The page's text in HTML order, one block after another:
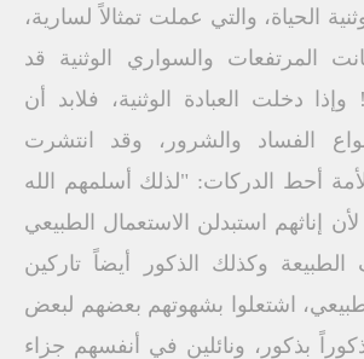
الحياة، والتي عملت تمثالاً لسارية،
المرتفعات والسواري الوثنية قد
دخلت العبادة الوثنية، فلابد أن
الفساد والشرور، وقد انتشرت
أحط الدركات: "لذلك أسلمهم الله
لأن إناثهم استبدلن الاستعمال الطبيعي
وكذلك الذكور أيضاً تاركين
اشتعلوا بشهوتهم بعضهم لبعض
بذكور، ونائلين في أنفسهم جزاء